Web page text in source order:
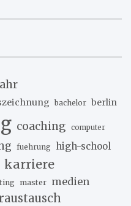
bachelor berlin
coaching computer
fuehrung high-school
karriere
master medien